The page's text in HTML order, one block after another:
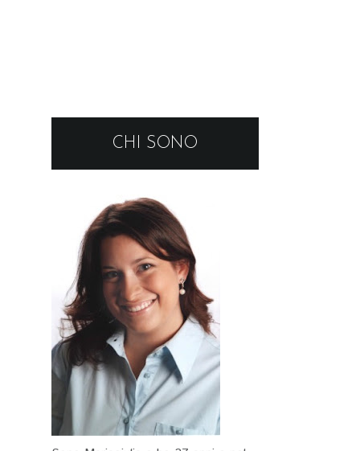
CHI SONO